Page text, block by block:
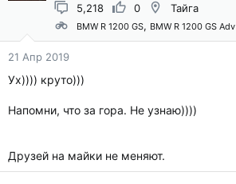
5,218 0 Тайга
BMW R 1200 GS BMW R 1200 GS Adv
21 Апр 2019
Ух)))) круто)))
Напомни, что за гора. Не узнаю))))
Друзей на майки не меняют.